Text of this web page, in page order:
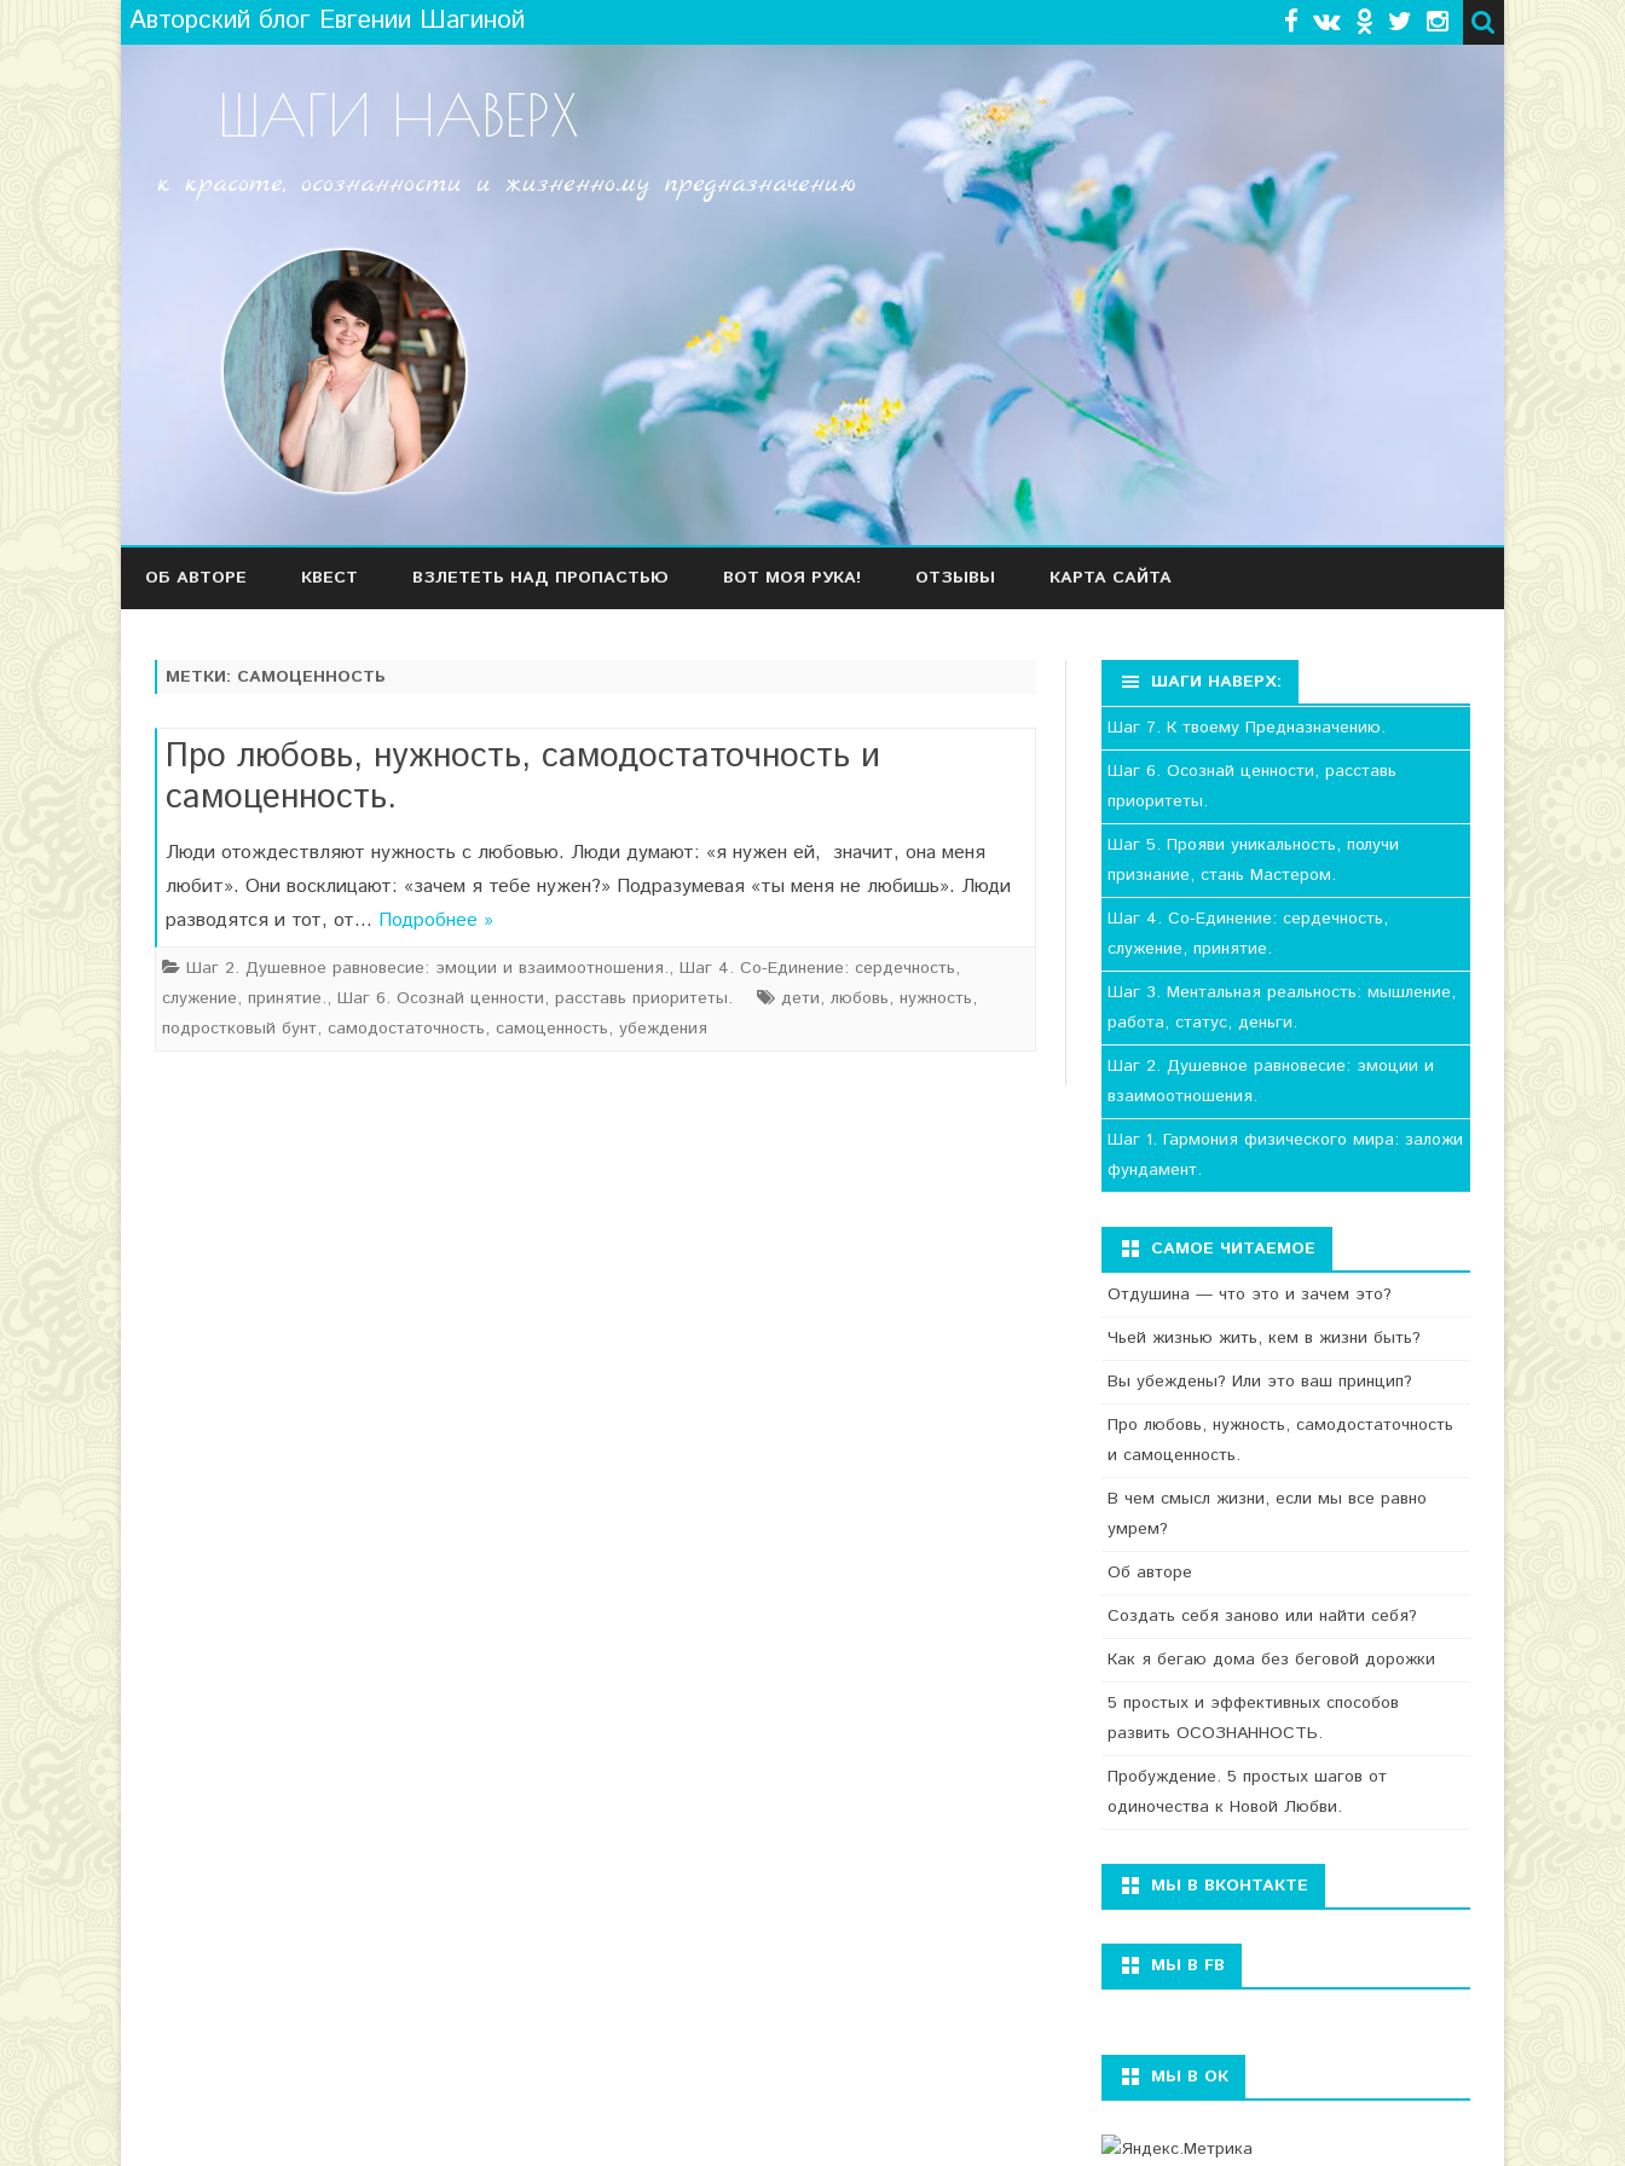
Авторский блог Евгении Шагиной
ШАГИ НАВЕРХ
к красоте, осознанности и жизненному предназначению
Наверх
ОБ АВТОРЕ КВЕСТ ВЗЛЕТЕТЬ НАД ПРОПАСТЬЮ ВОТ МОЯ РУКА! ОТЗЫВЫ КАРТА САЙТА
МЕТКИ: САМОЦЕННОСТЬ
Про любовь, нужность, самодостаточность и
самоценность.
Люди отождествляют нужность с любовью. Люди думают: «я нужен ей, значит, она меня
любит». Они восклицают: «зачем я тебе нужен?» Подразумевая «ты меня не любишь». Люди
разводятся и тот, от… Подробнее »
Шаг 2. Душевное равновесие: эмоции и взаимоотношения., Шаг 4. Со-Единение: сердечность,
служение, принятие., Шаг 6. Осознай ценности, расставь приоритеты. дети, любовь, нужность,
подростковый бунт, самодостаточность, самоценность, убеждения
ШАГИ НАВЕРХ:
Шаг 7. К твоему Предназначению.
Шаг 6. Осознай ценности, расставь
приоритеты.
Шаг 5. Прояви уникальность, получи
признание, стань Мастером.
Шаг 4. Со-Единение: сердечность,
служение, принятие.
Шаг 3. Ментальная реальность: мышление,
работа, статус, деньги.
Шаг 2. Душевное равновесие: эмоции и
взаимоотношения.
Шаг 1. Гармония физического мира: заложи
фундамент.
САМОЕ ЧИТАЕМОЕ
Отдушина — что это и зачем это?
Чьей жизнью жить, кем в жизни быть?
Вы убеждены? Или это ваш принцип?
Про любовь, нужность, самодостаточность
и самоценность.
В чем смысл жизни, если мы все равно
умрем?
Об авторе
Создать себя заново или найти себя?
Как я бегаю дома без беговой дорожки
5 простых и эффективных способов
развить ОСОЗНАННОСТЬ.
Пробуждение. 5 простых шагов от
одиночества к Новой Любви.
МЫ В ВКОНТАКТЕ
МЫ В FB
МЫ В ОК